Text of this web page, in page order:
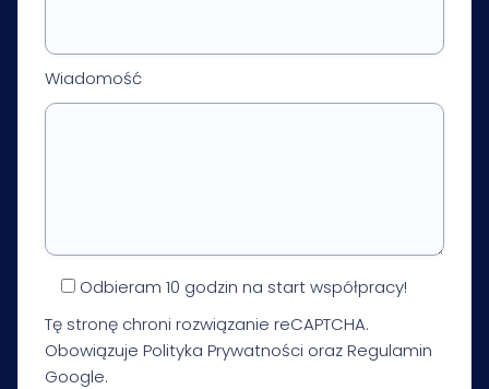
Wiadomość
Odbieram 10 godzin na start współpracy!
Tę stronę chroni rozwiązanie reCAPTCHA.
Obowiązuje Polityka Prywatności orazRegulamin
Google.